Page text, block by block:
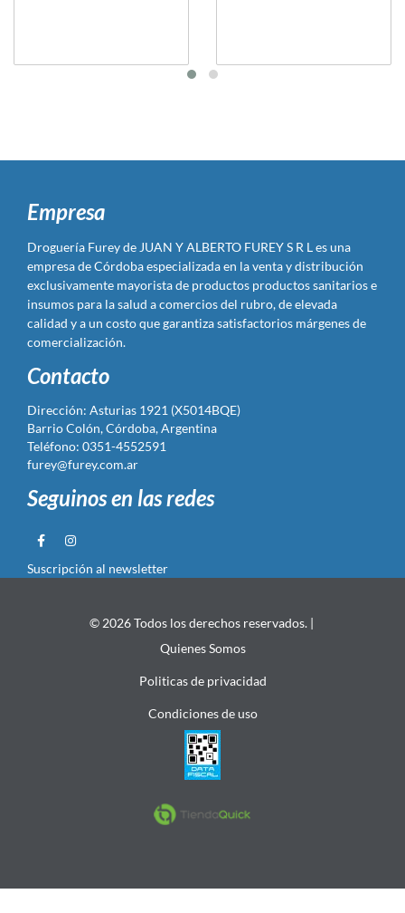
Empresa
Droguería Furey de JUAN Y ALBERTO FUREY S R L es una
empresa de Córdoba especializada en la venta y distribución
exclusivamente mayorista de productos productos sanitarios e
insumos para la salud a comercios del rubro, de elevada
calidad y a un costo que garantiza satisfactorios márgenes de
comercialización.
Contacto
Dirección: Asturias 1921 (X5014BQE)
Barrio Colón, Córdoba, Argentina
Teléfono: 0351-4552591
furey@furey.com.ar
Seguinos en las redes
Suscripción al newsletter
© 2026 Todos los derechos reservados. |
Quienes Somos
Politicas de privacidad
Condiciones de uso